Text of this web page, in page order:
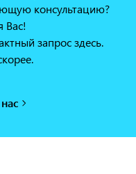
консультацию?
Вас!
запрос здесь.